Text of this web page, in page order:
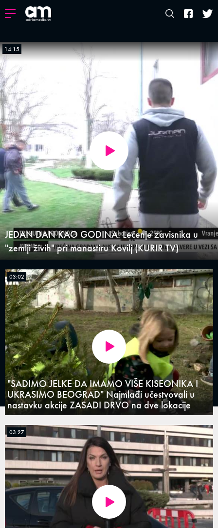
14:15
JEDAN DAN KAO GODINA: Lečenje zavisnika u
"zemlji živih" pri manastiru Kovilj (KURIR TV)
"SADIMO JELKE DA IMAMO VIŠE KISEONIKA I
UKRASIMO BEOGRAD" Najmlađi učestvovali u
nastavku akcije ZASADI DRVO na dve lokacije
03:02
03:27